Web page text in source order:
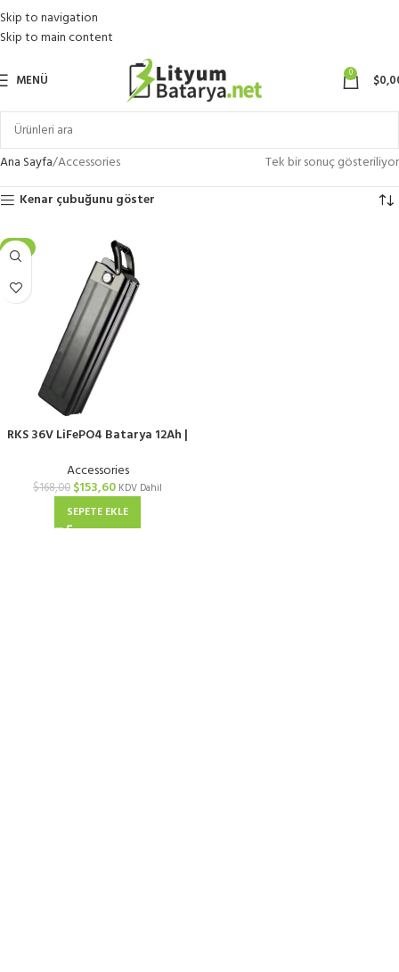
Skip to navigation
Skip to main content
MENÜ 0 $
Ana Sayfa Accessories
Tek bir sonuç gösteriliyor
Kenar çubuğunu göster
-9%
RKS 36V LiFePO4 Batarya 12Ah |
Accessories
$168,00 $153,60 KDV Dahil
SEPETE EKLE